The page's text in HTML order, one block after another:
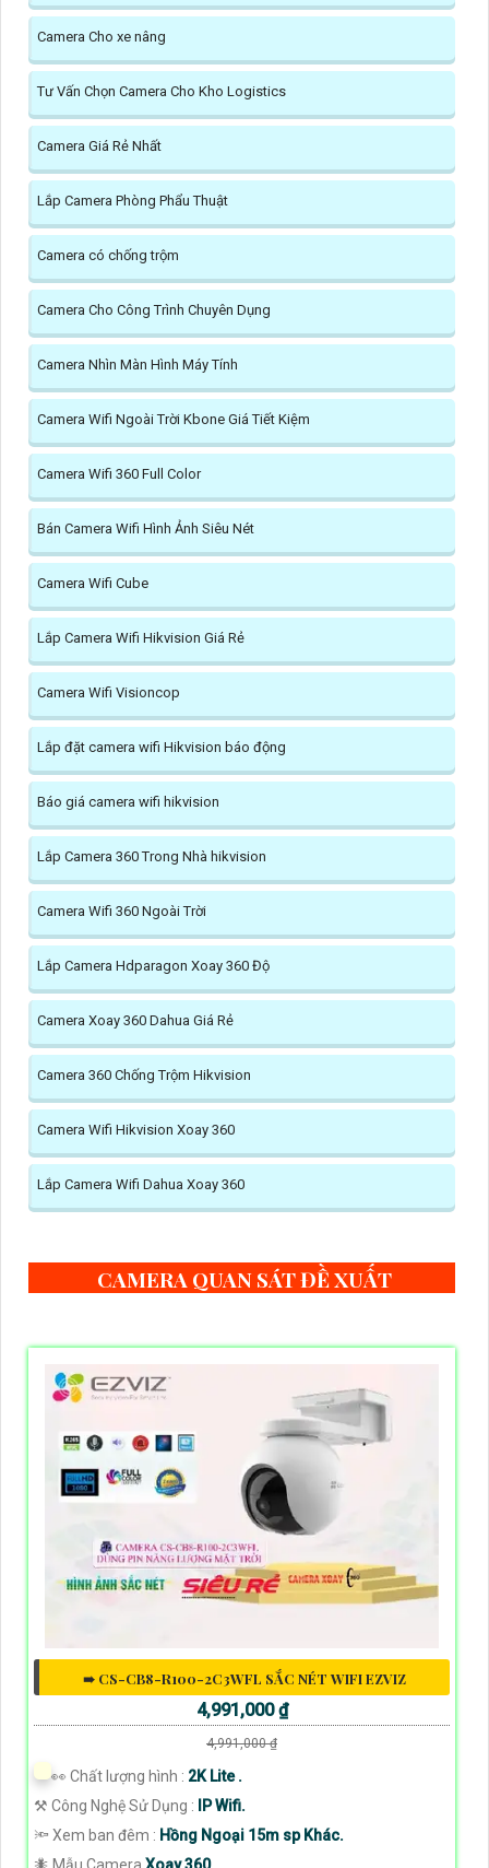
Camera Cho xe nâng
Tư Vấn Chọn Camera Cho Kho Logistics
Camera Giá Rẻ Nhất
Lắp Camera Phòng Phẩu Thuật
Camera có chống trộm
Camera Cho Công Trình Chuyên Dụng
Camera Nhìn Màn Hình Máy Tính
Camera Wifi Ngoài Trời Kbone Giá Tiết Kiệm
Camera Wifi 360 Full Color
Bán Camera Wifi Hình Ảnh Siêu Nét
Camera Wifi Cube
Lắp Camera Wifi Hikvision Giá Rẻ
Camera Wifi Visioncop
Lắp đặt camera wifi Hikvision báo động
Báo giá camera wifi hikvision
Lắp Camera 360 Trong Nhà hikvision
Camera Wifi 360 Ngoài Trời
Lắp Camera Hdparagon Xoay 360 Độ
Camera Xoay 360 Dahua Giá Rẻ
Camera 360 Chống Trộm Hikvision
Camera Wifi Hikvision Xoay 360
Lắp Camera Wifi Dahua Xoay 360
CAMERA QUAN SÁT ĐỀ XUẤT
➠ CS-CB8-R100-2C3WFL SẮC NÉT WIFI EZVIZ
4,991,000 ₫
4,991,000 ₫
️👀 Chất lượng hình : 2K Lite .
⚒ Công Nghệ Sử Dụng :
IP Wifi.
🔦 Xem ban đêm : Hồng Ngoại 15m sp Khác.